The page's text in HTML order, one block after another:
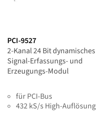
PCI-9527
2-Kanal 24 Bit dynamisches
Signal-Erfassungs- und
Erzeugungs-Modul
für PCI-Bus
432 kS/s High-Auflösung